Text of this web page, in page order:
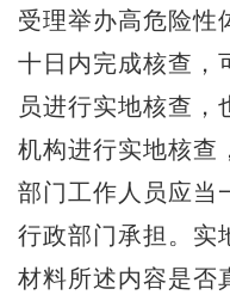
受理举办高危险性
十日内完成核查，
员进行实地核查，
机构进行实地核查
部门工作人员应当
行政部门承担。实
材料所述内容是否